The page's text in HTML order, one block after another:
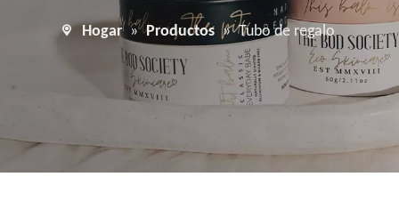
Hogar » Productos » Tubo de regalo